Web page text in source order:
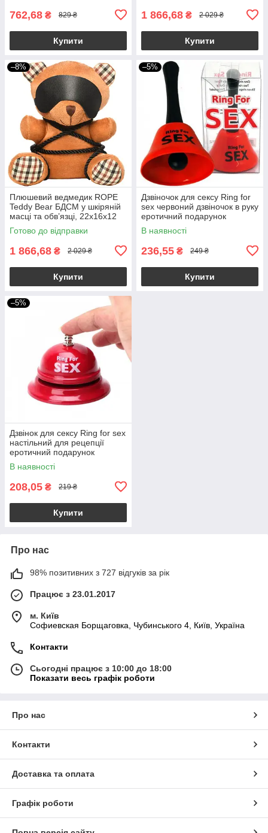
762,68 ₴ 829 ₴
Купити
1 866,68 ₴ 2 029 ₴
Купити
–8%
Плюшевий ведмедик ROPE
Teddy Bear БДСМ у шкіряній
масці та обв’язці, 22x16x12
см
Готово до відправки
1 866,68 ₴ 2 029 ₴
Купити
–5%
Дзвіночок для сексу Ring for
sex червоний дзвіночок в руку
еротичний подарунок
В наявності
236,55 ₴ 249 ₴
Купити
–5%
Дзвінок для сексу Ring for sex
настільний для рецепції
еротичний подарунок
В наявності
208,05 ₴ 219 ₴
Купити
Про нас
98% позитивних з 727 відгуків за рік
Працює з 23.01.2017
м. Київ
Софиевская Борщаговка, Чубинського 4, Київ, Україна
Контакти
Сьогодні працює з 10:00 до 18:00
Показати весь графік роботи
Про нас
Контакти
Доставка та оплата
Графік роботи